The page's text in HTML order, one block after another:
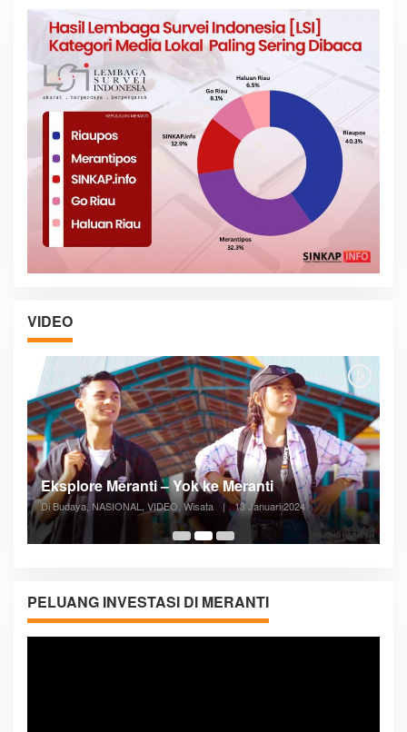
VIDEO
05:08
Posyandu Melayani Semua Siklus Hidup
Di ADVERTORIAL, Kesehatan, VIDEO 27 Desember 2023
PELUANG INVESTASI DI MERANTI